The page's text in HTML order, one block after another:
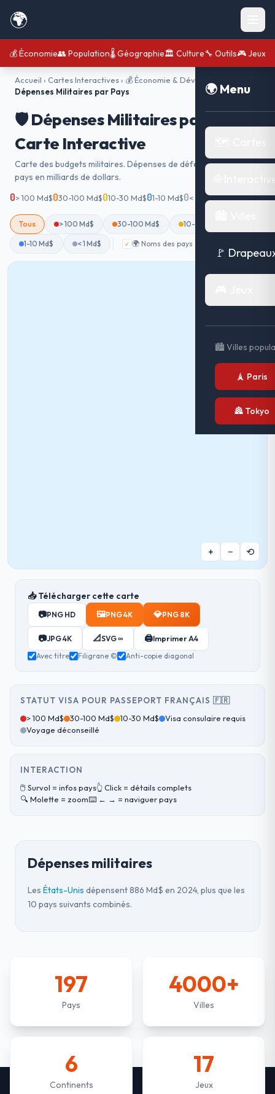
🌍
💰 Économie👥 Population🌡️ Géographie🏛️ Culture🔧 Outils🎮 Jeux
🌍 Menu
🚩
🏙️ Villes
🗼 Paris
🏯 Tokyo
Accueil › Cartes Interactives› 💰 Économie & Développement
Dépenses Militaires par Pays
🛡️ Dépenses Militaires par Pays —
Carte Interactive
Carte des budgets militaires. Dépenses de défense de chaque
pays en milliards de dollars.
0> 100 Md$030-100 Md$010-30 Md$01-10 Md$0< 1 Md$0affichés
Tous > 100 Md$ 30-100 Md$ 10-30 Md$
1-10 Md$ < 1 Md$ ✓ 🌍 Noms des pays
+ − ⟲
📥 Télécharger cette carte
📷PNG HD 🖼️PNG 4K 💎PNG 8K
📷JPG 4K 📐SVG ∞ 🖨️Imprimer A4
Avec titre
Filigrane © Anti-copie diagonal
STATUT VISA POUR PASSEPORT FRANÇAIS 🇫🇷
> 100 Md$
30-100 Md$ 10-30 Md$
Visa consulaire requis
Voyage déconseillé
INTERACTION
🖱️ Survol = infos pays👆 Click = détails complets
🔍 Molette = zoom⌨️ ← → = naviguer pays
Dépenses militaires
Les États-Unis dépensent 886 Md$ en 2024, plus que les
10 pays suivants combinés.
197
Pays
4000+
Villes
6
Continents
17
Jeux